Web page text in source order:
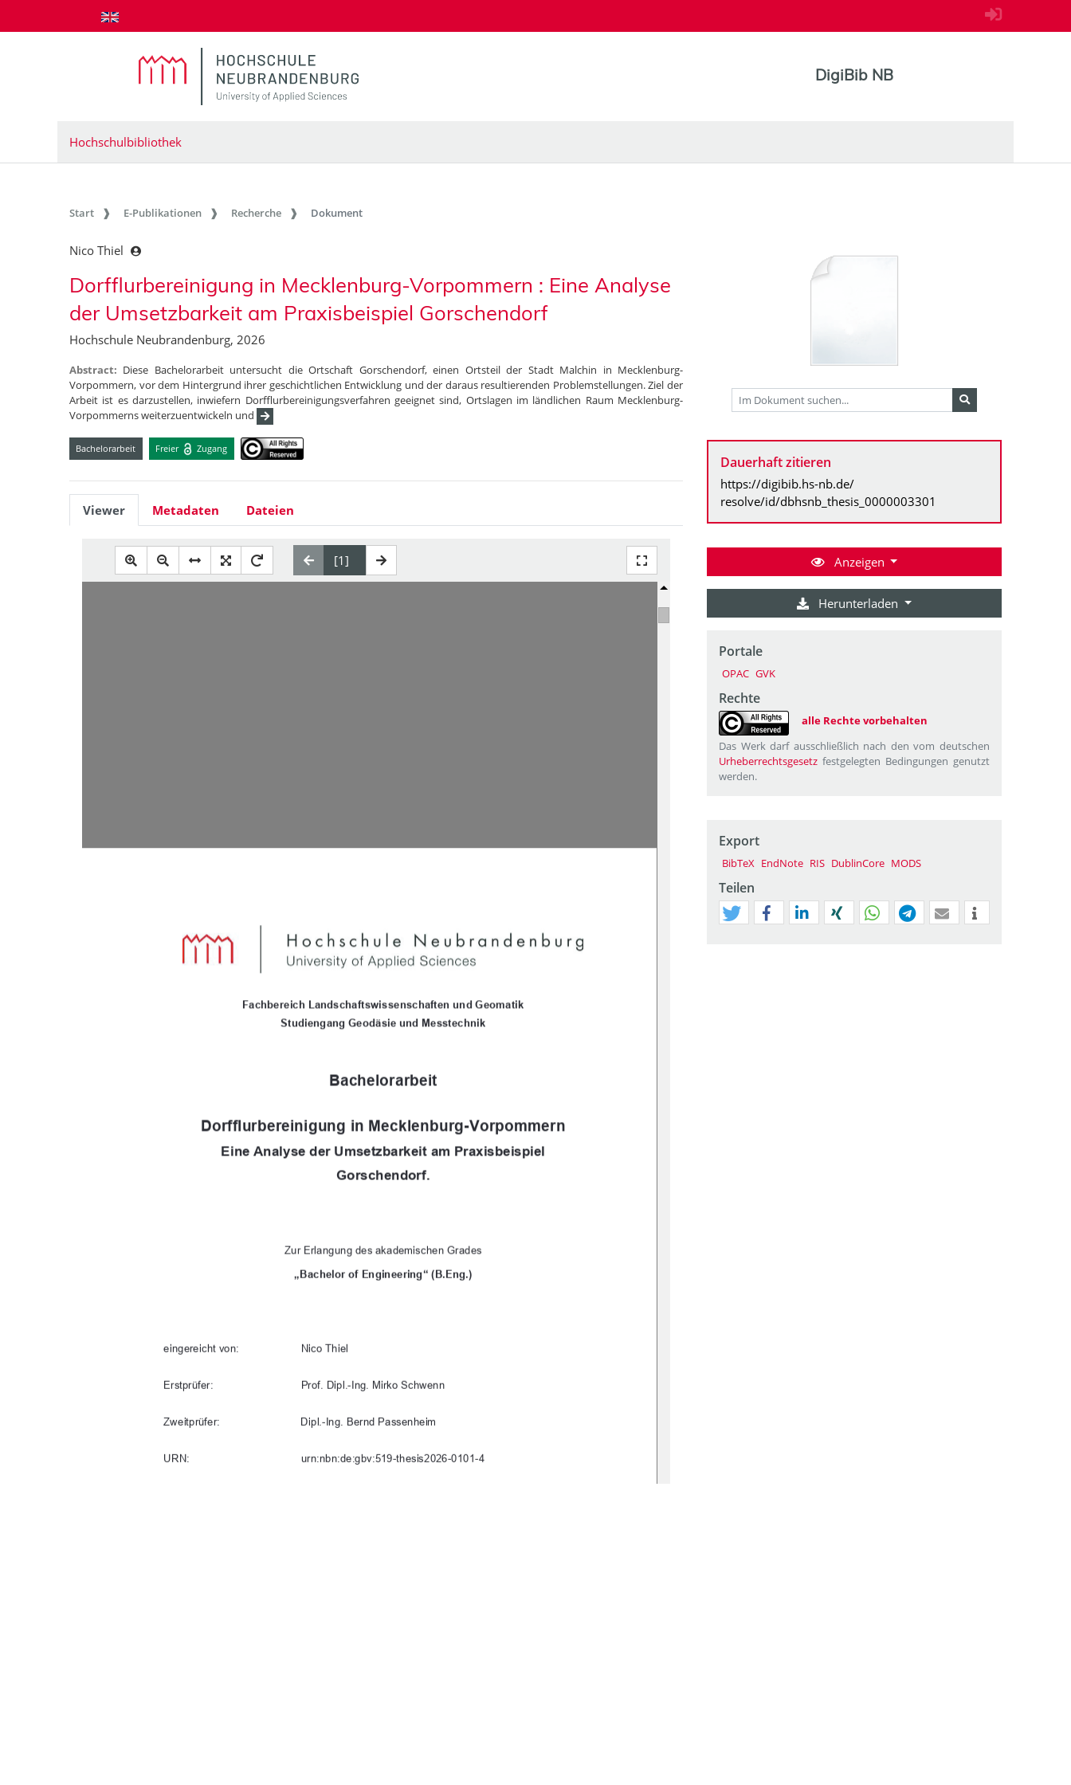
zum Inhalt springen
DigiBib NB
Hochschulbibliothek
Start E-Publikationen Recherche Dokument
Nico Thiel
Dorfflurbereinigung in Mecklenburg-Vorpommern : Eine Analyse
der Umsetzbarkeit am Praxisbeispiel Gorschendorf
Hochschule Neubrandenburg, 2026
Abstract: Diese Bachelorarbeit untersucht die Ortschaft Gorschendorf, einen Ortsteil der Stadt Malchin in Mecklenburg-
Vorpommern, vor dem Hintergrund ihrer geschichtlichen Entwicklung und der daraus resultierenden Problemstellungen. Ziel der
Arbeit ist es darzustellen, inwiefern Dorfflurbereinigungsverfahren geeignet sind, Ortslagen im ländlichen Raum Mecklenburg-
Vorpommerns weiterzuentwickeln und
Bachelorarbeit Freier Zugang
Viewer Metadaten Dateien
Fachbereich Landschaftswissenschaften und Geomatik
Studiengang Geodäsie und Messtechnik
Bachelorarbeit
Dorfflurbereinigung in Mecklenburg-Vorpommern
Eine Analyse der Umsetzbarkeit am Praxisbeispiel
Gorschendorf.
Zur Erlangung des akademischen Grades
„Bachelor of Engineering“ (B.Eng.)
eingereicht von: Nico Thiel
Erstprüfer: Prof.      Dip l.-Ing. Mirko Schwenn
Zweitprüfer: Dipl.-Ing. Bernd Passenheim
URN:                                                urn:nbn:de:gbv:519-thesis2026-0101-4
Dauerhaft zitieren
https://digibib.hs-nb.de/
resolve/id/dbhsnb_thesis_0000003301
Anzeigen
Herunterladen
Portale
OPAC GVK
Rechte
alle Rechte vorbehalten
Das Werk darf ausschließlich nach den vom deutschen
Urheberrechtsgesetz festgelegten Bedingungen genutzt
werden.
Export
BibTeX EndNote RIS DublinCore MODS
Teilen